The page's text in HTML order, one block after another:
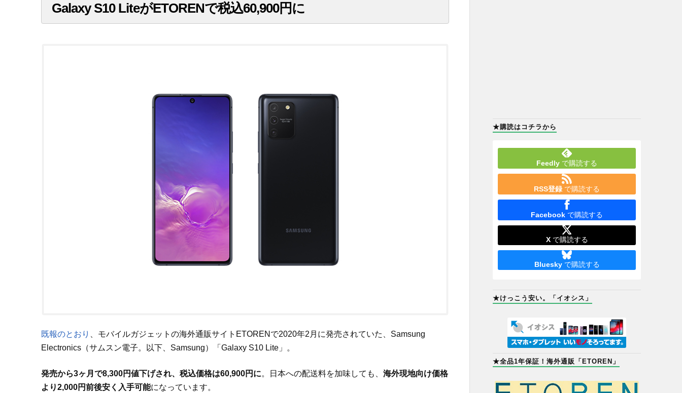
Galaxy S10 LiteがETORENで税込60,900円に
既報のとおり
、モバイルガジェットの海外通販サイトETORENで2020年2月に発売されていた、Samsung
Electronics（サムスン電子。以下、Samsung）「Galaxy S10 Lite」。
発売から3ヶ月で8,300円値下げされ、税込価格は60,900円に。日本への配送料を加味しても、 海外現地向け価格
より2,000円前後安く入手可能になっています。
★購読はコチラから
Feedly で購読する
RSS登録 で購読する
Facebook で購読する
Xで購読する
Blueskyで購読する
★けっこう安い。「イオシス」
★全品1年保証！海外通販「ETOREN」